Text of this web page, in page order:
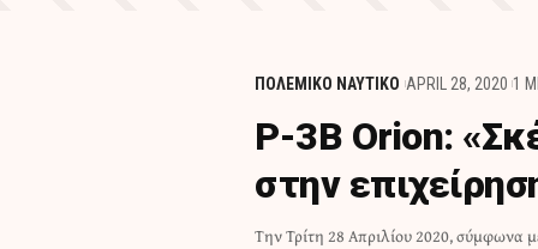
ΠΟΛΕΜΙΚΟ ΝΑΥΤΙΚΟ APRIL 28, 2020 1
Ρ-3Β Orion:
στην
Tην Τρίτη 28 Απριλίου 2020, σύμφωνα
συμμετοχής του Πολεμικού